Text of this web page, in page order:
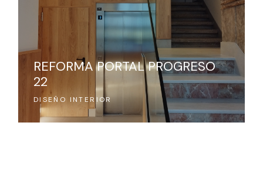
REFORMA PORTAL PROGRESO
22
DISEÑO INTERIOR